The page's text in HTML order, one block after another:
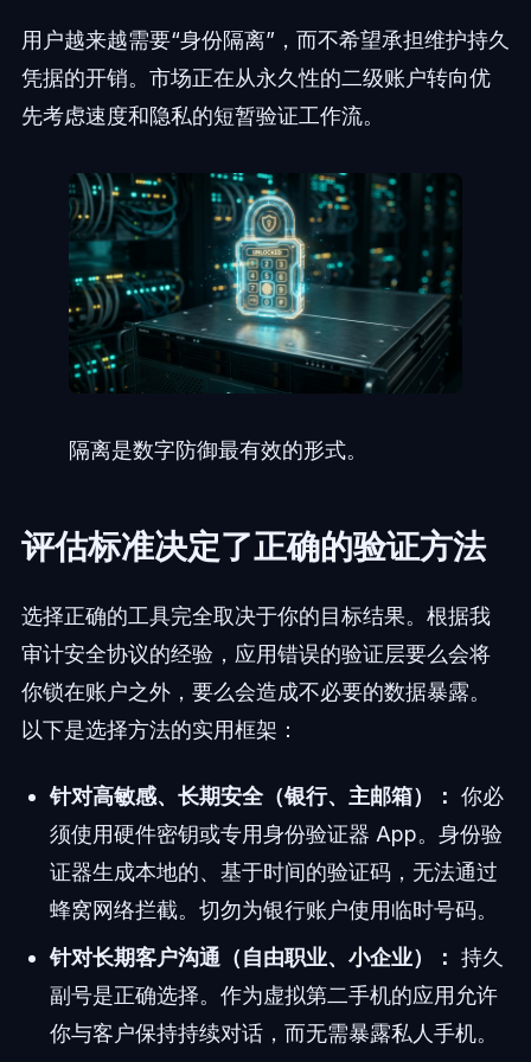
用户越来越需要“身份隔离”，而不希望承担维护持久
凭据的开销。市场正在从永久性的二级账户转向优
先考虑速度和隐私的短暂验证工作流。
隔离是数字防御最有效的形式。
评估标准决定了正确的验证方法
选择正确的工具完全取决于你的目标结果。根据我
审计安全协议的经验，应用错误的验证层要么会将
你锁在账户之外，要么会造成不必要的数据暴露。
以下是选择方法的实用框架：
针对高敏感、长期安全（银行、主邮箱）： 你必
须使用硬件密钥或专用身份验证器 App。身份验
证器生成本地的、基于时间的验证码，无法通过
蜂窝网络拦截。切勿为银行账户使用临时号码。
针对长期客户沟通（自由职业、小企业）： 持久
副号是正确选择。作为虚拟第二手机的应用允许
你与客户保持持续对话，而无需暴露私人手机。